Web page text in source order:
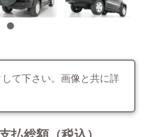
て下さい。画像と共に詳